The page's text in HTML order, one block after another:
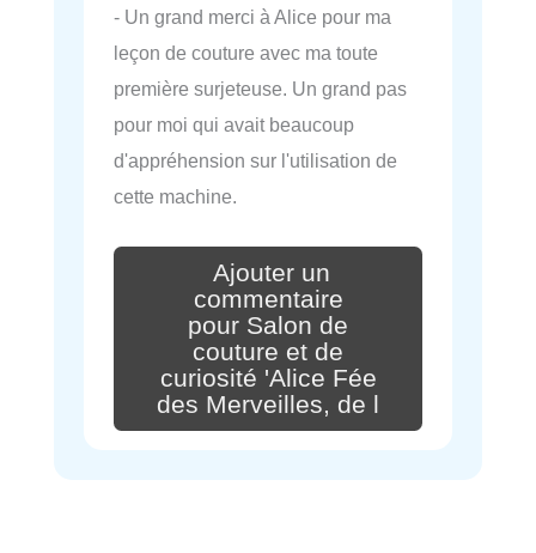
- Un grand merci à Alice pour ma
leçon de couture avec ma toute
première surjeteuse. Un grand pas
pour moi qui avait beaucoup
d'appréhension sur l'utilisation de
cette machine.
Ajouter un
commentaire
pour Salon de
couture et de
curiosité 'Alice Fée
des Merveilles, de l